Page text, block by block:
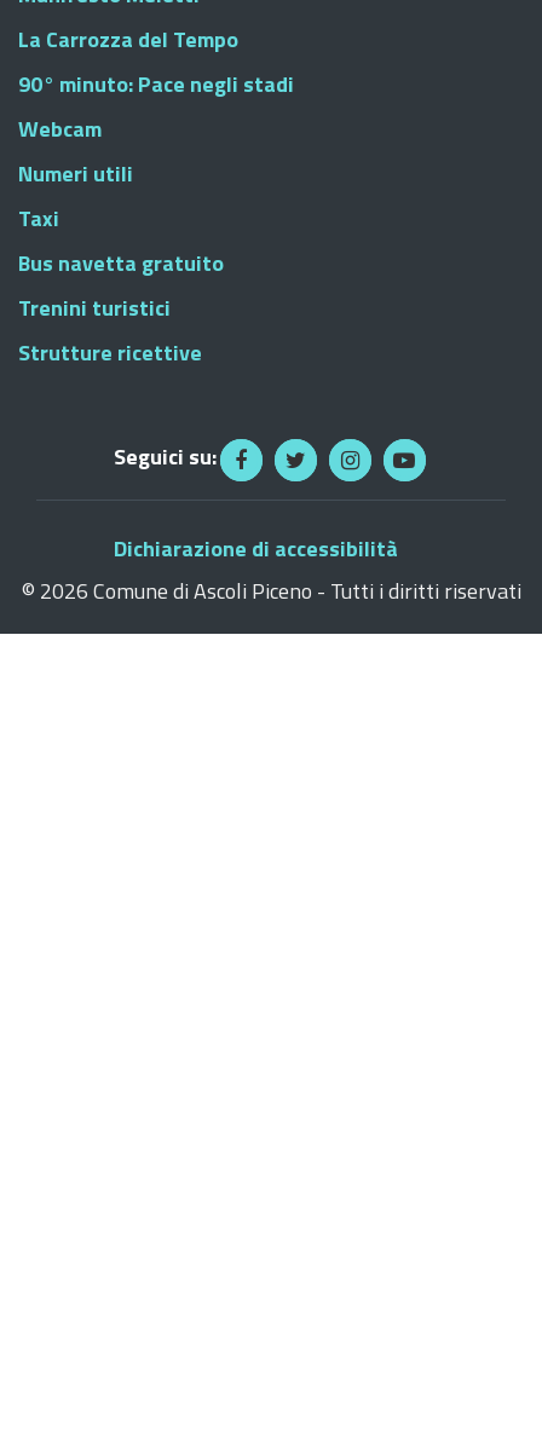
La Carrozza del Tempo
90° minuto: Pace negli stadi
Webcam
Numeri utili
Taxi
Bus navetta gratuito
Trenini turistici
Strutture ricettive
Seguici su:
Dichiarazione di accessibilità
© 2026 Comune di Ascoli Piceno - Tutti i diritti riservati